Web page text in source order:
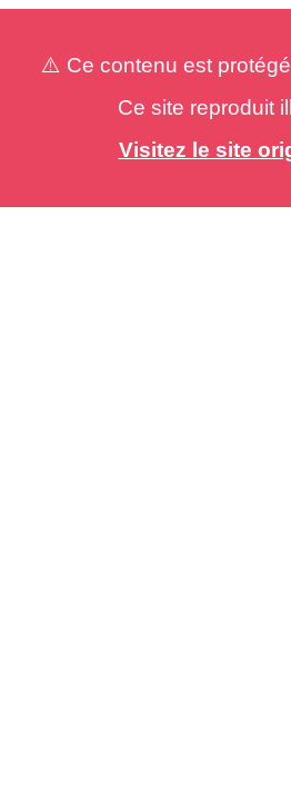
⚠️ Ce contenu est
Ce site reproduit
Visitez le site